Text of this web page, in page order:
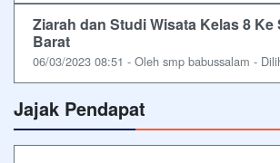
Ziarah dan Studi Wisata Kelas 8 Ke
Barat
06/03/2023 08:51 - Oleh smp babussalam -
Jajak Pendapat